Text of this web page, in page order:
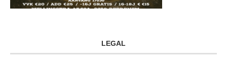
LEGAL